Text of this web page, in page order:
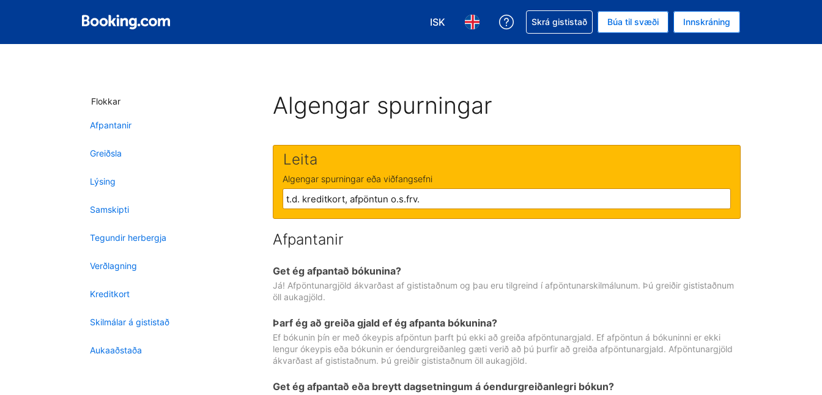
ISK
Veldu gjaldmiðil. Í augnablikinu er gjaldmiðillinn Íslensk króna
Veldu þitt tungumál. Í augnablikinu er tungumál þitt Íslensku
Fá aðstoð við bókunina
Skrá gististað Búa til svæði Innskráning
Flokkar
Afpantanir
Greiðsla
Lýsing
Samskipti
Tegundir herbergja
Verðlagning
Kreditkort
Skilmálar á gististað
Aukaaðstaða
Algengar spurningar
Leita
Algengar spurningar eða viðfangsefni
Afpantanir
Get ég afpantað bókunina?
Já! Afpöntunargjöld ákvarðast af gististaðnum og þau eru tilgreind í afpöntunarskilmálunum. Þú greiðir gististaðnum
öll aukagjöld.
Þarf ég að greiða gjald ef ég afpanta bókunina?
Ef bókunin þín er með ókeypis afpöntun þarft þú ekki að greiða afpöntunargjald. Ef afpöntun á bókuninni er ekki
lengur ókeypis eða bókunin er óendurgreiðanleg gæti verið að þú þurfir að greiða afpöntunargjald. Afpöntunargjöld
ákvarðast af gististaðnum. Þú greiðir gististaðnum öll aukagjöld.
Get ég afpantað eða breytt dagsetningum á óendurgreiðanlegri bókun?